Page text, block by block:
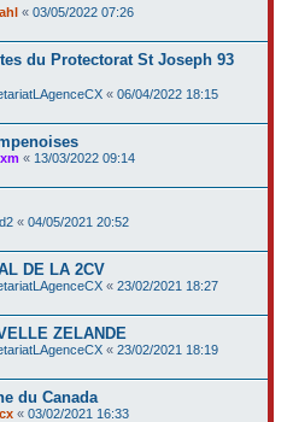
«03/05/2022 07:26
du Protectorat St Joseph 93
«06/04/2022 18:15
« 13/03/2022 09:14
«04/05/2021 20:52
DE LA 2CV
«23/02/2021 18:27
ZELANDE
«23/02/2021 18:19
du Canada
«03/02/2021 16:33